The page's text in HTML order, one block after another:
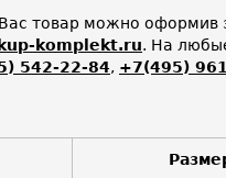
товар можно оформив
komplekt.ru. На
542-22-84, +7(495)